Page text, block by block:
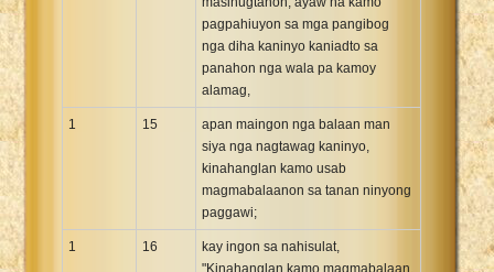
pagpahiuyon sa mga pangibog
nga diha kaninyo kaniadto sa
panahon nga wala pa kamoy
alamag,
1 15
apan maingon nga balaan man
siya nga nagtawag kaninyo,
kinahanglan kamo usab
magmabalaanon sa tanan ninyong
paggawi;
1 16
kay ingon sa nahisulat,
"Kinahanglan kamo magmabalaan,